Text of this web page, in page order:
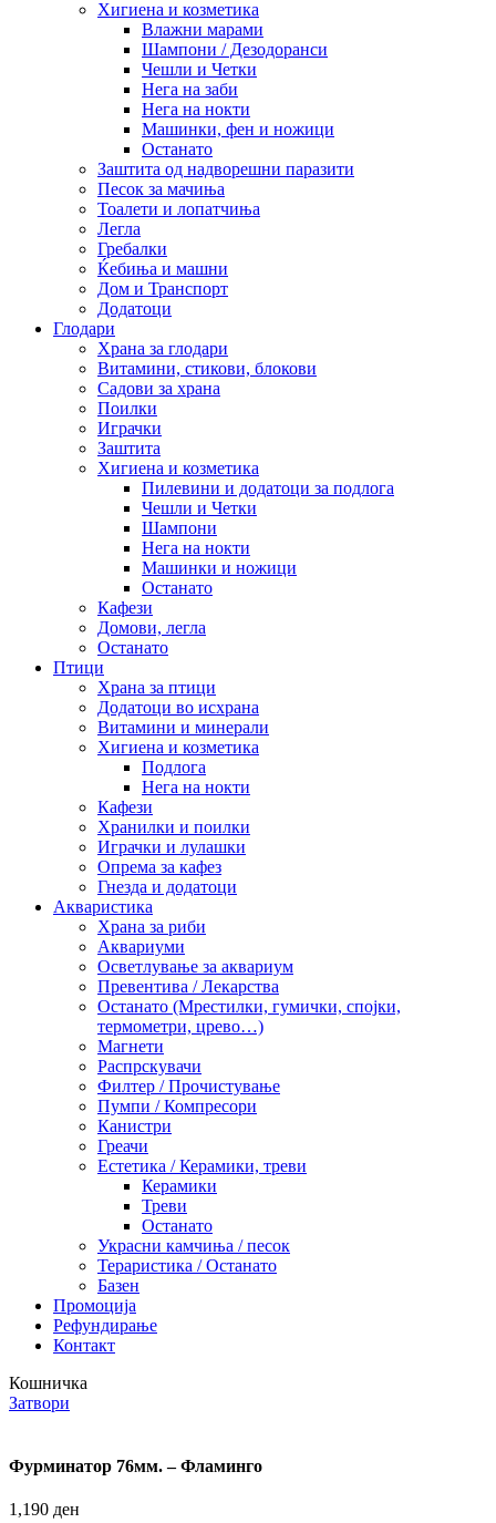
Хигиена и козметика
Влажни марами
Шампони / Дезодоранси
Чешли и Четки
Нега на заби
Нега на нокти
Машинки, фен и ножици
Останато
Заштита од надворешни паразити
Песок за мачиња
Тоалети и лопатчиња
Легла
Гребалки
Ќебиња и машни
Дом и Транспорт
Додатоци
Глодари
Храна за глодари
Витамини, стикови, блокови
Садови за храна
Поилки
Играчки
Заштита
Хигиена и козметика
Пилевини и додатоци за подлога
Чешли и Четки
Шампони
Нега на нокти
Машинки и ножици
Останато
Кафези
Домови, легла
Останато
Птици
Храна за птици
Додатоци во исхрана
Витамини и минерали
Хигиена и козметика
Подлога
Нега на нокти
Кафези
Хранилки и поилки
Играчки и лулашки
Опрема за кафез
Гнезда и додатоци
Акваристика
Храна за риби
Аквариуми
Осветлување за аквариум
Превентива / Лекарства
Останато (Мрестилки, гумички, спојки,
термометри, црево…)
Магнети
Распрскувачи
Филтер / Прочистување
Пумпи / Компресори
Канистри
Греачи
Естетика / Керамики, треви
Керамики
Треви
Останато
Украсни камчиња / песок
Тераристика / Останато
Базен
Промоција
Рефундирање
Контакт
Кошничка
Затвори
Фурминатор 76мм. – Фламинго
1,190 ден